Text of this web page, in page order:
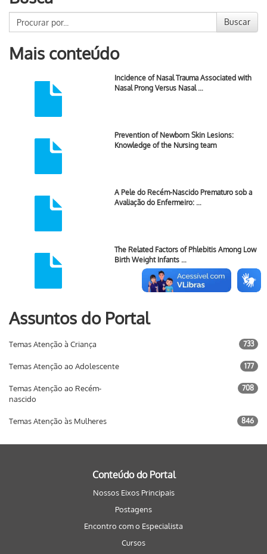
Buscar
Mais conteúdo
Incidence of Nasal Trauma Associated with
Nasal Prong Versus Nasal …
Prevention of Newborn Skin Lesions:
Knowledge of the Nursing team
A Pele do Recém-Nascido Prematuro sob a
Avaliação do Enfermeiro: …
The Related Factors of Phlebitis Among Low
Birth Weight Infants …
Assuntos do Portal
Temas Atenção à Criança 733
Temas Atenção ao Adolescente 177
Temas Atenção ao Recém-
nascido
708
Temas Atenção às Mulheres 846
Conteúdo do Portal
Nossos Eixos Principais
Postagens
Encontro com o Especialista
Cursos